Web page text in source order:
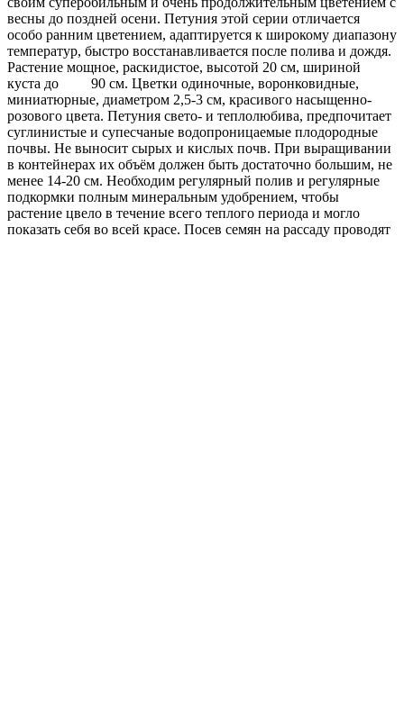
весны до поздней осени. Петуния этой серии отличается
особо ранним цветением, адаптируется к широкому диапазону
температур, быстро восстанавливается после полива и дождя.
Растение мощное, раскидистое, высотой 20 см, шириной
куста до 90 см. Цветки одиночные, воронковидные,
миниатюрные, диаметром 2,5-3 см, красивого насыщенно-
розового цвета. Петуния свето- и теплолюбива, предпочитает
суглинистые и супесчаные водопроницаемые плодородные
почвы. Не выносит сырых и кислых почв. При выращивании
в контейнерах их объём должен быть достаточно большим, не
менее 14-20 см. Необходим регулярный полив и регулярные
подкормки полным минеральным удобрением, чтобы
растение цвело в течение всего теплого периода и могло
показать себя во всей красе. Посев семян на рассаду проводят